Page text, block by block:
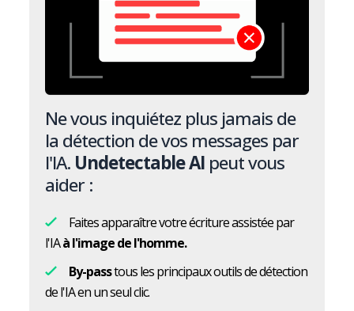
Ne vous inquiétez plus jamais de
la détection de vos messages par
l'IA. Undetectable AI peut vous
aider :
Faites apparaître votre écriture assistée par
l'IAà l'image de l'homme.
By-passtous les principaux outils de détection
de l'IA en un seul clic.